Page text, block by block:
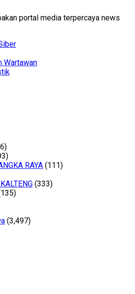
portal media terpercaya news
Wartawan
RAYA (111)
(333)
(3,497)